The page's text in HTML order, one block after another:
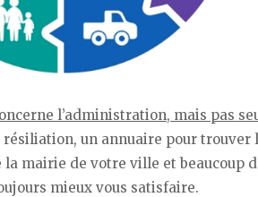
l’administration, mais pas
un annuaire pour trouver
mairie de votre ville et beaucoup
mieux vous satisfaire.